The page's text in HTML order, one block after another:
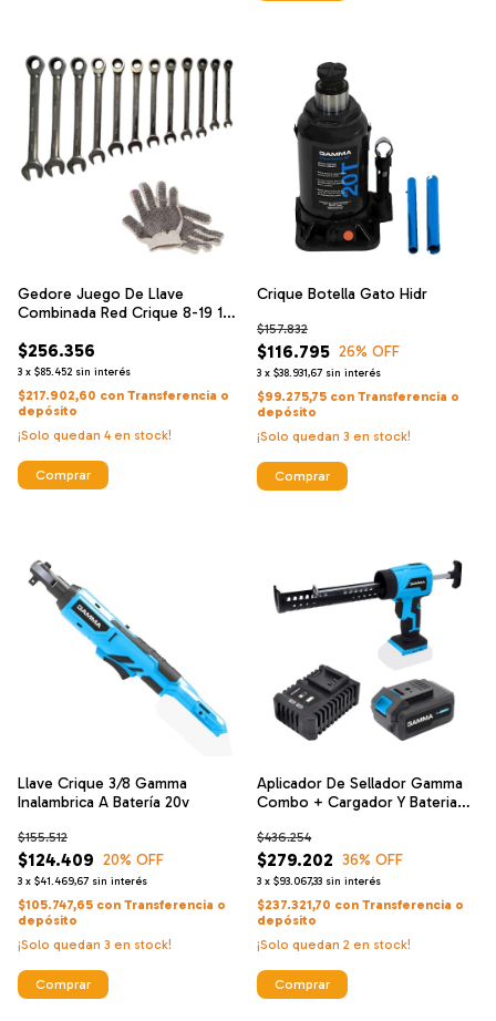
Gedore Juego De Llave
Combinada Red Crique 8-19 12
$256.356
3 x $85.452 sin interés
$217.902,60 con Transferencia o
depósito
¡Solo quedan 4en stock!
Crique Botella Gato Hidr
$116.795
$157.832
26% OFF
3 x $38.931,67 sin interés
$99.275,75 con Transferencia o
depósito
¡Solo quedan 3 en stock!
Llave Crique 3/8 Gamma
Inalambrica A Batería 20v
$124.409
$155.512
20% OFF
3 x $41.469,67 sin interés
$105.747,65 con Transferencia o
depósito
¡Solo quedan 3 en stock!
Comprar
Aplicador De Sellador Gamma
Combo + Cargador Y Bateria
$279.202
$436.254
36% OFF
3 x $93.067,33 sin interés
$237.321,70 con Transferencia o
depósito
¡Solo quedan 2 en stock!